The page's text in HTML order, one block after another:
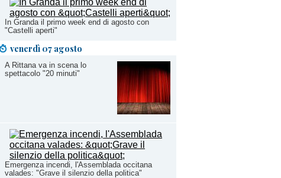
In Granda il primo week end di agosto con
"Castelli aperti"
venerdì 07 agosto
A Rittana va in scena lo
spettacolo "20 minuti"
Emergenza incendi, l'Assemblada occitana
valades: "Grave il silenzio della politica"